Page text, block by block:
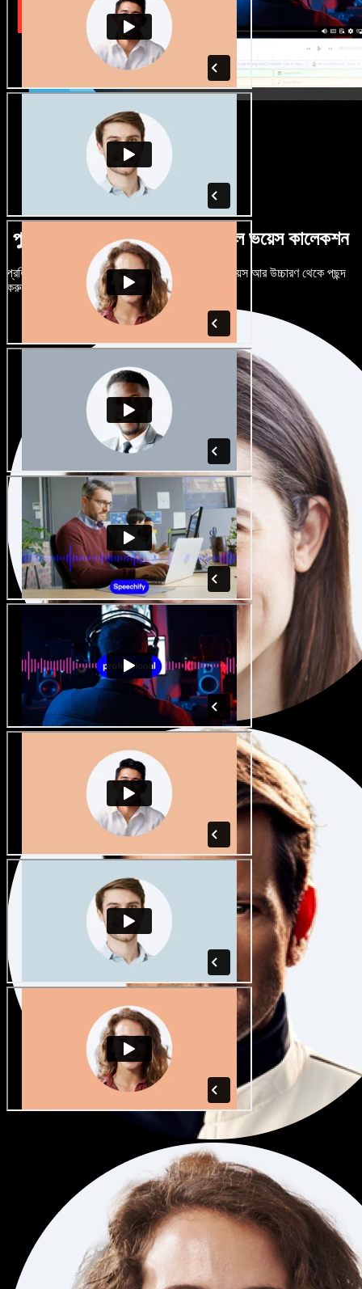
পুরুষ-নারী ভেদে নানান উচ্চারণে বিশাল ভয়েস কালেকশন
প্রতিটি প্রজেক্টকে আলাদা শোনাতে দিন। শত শত AI ভয়েস আর উচ্চারণ থেকে পছন্দ
করুন, নিজের মতো টিউন করুন।